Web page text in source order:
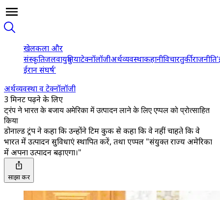
खेलकला और
संस्कृतिजलवायुदुनियाटेक्नॉलॉजीअर्थव्यवस्थाकहानीविचारतुर्कीराजनीति
ईरान संघर्ष'
अर्थव्यवस्था व टेक्नॉलॉजी
3 मिनट पढ़ने के लिए
ट्रंप ने भारत के बजाय अमेरिका में उत्पादन लाने के लिए एप्पल को प्रोत्साहित
किया
डोनाल्ड ट्रंप ने कहा कि उन्होंने टिम कुक से कहा कि वे नहीं चाहते कि वे
भारत में उत्पादन सुविधाएं स्थापित करें, तथा एप्पल "संयुक्त राज्य अमेरिका
में अपना उत्पादन बढ़ाएगा।"
साझा करें